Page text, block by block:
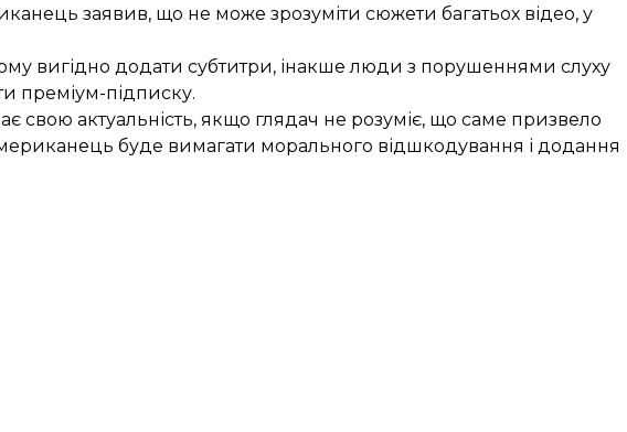
заявив, що не може зрозуміти сюжети багатьох відео, у
вигідно додати субтитри, інакше люди з порушеннями слуху
преміум-підписку.
свою актуальність, якщо глядач не розуміє, що саме призвело
буде вимагати морального відшкодування і додання